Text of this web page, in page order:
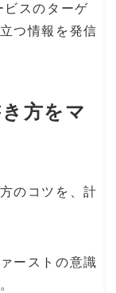
ビスのターゲ
つ情報を発信
方をマ
のコツを、計
ーストの意識